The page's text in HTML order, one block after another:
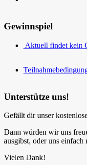
Gewinnspiel
Aktuell findet kein
Unterstütze uns!
Gefällt dir unser
Dann würden wir uns
ausgibst, oder uns einfach
Vielen Dank!